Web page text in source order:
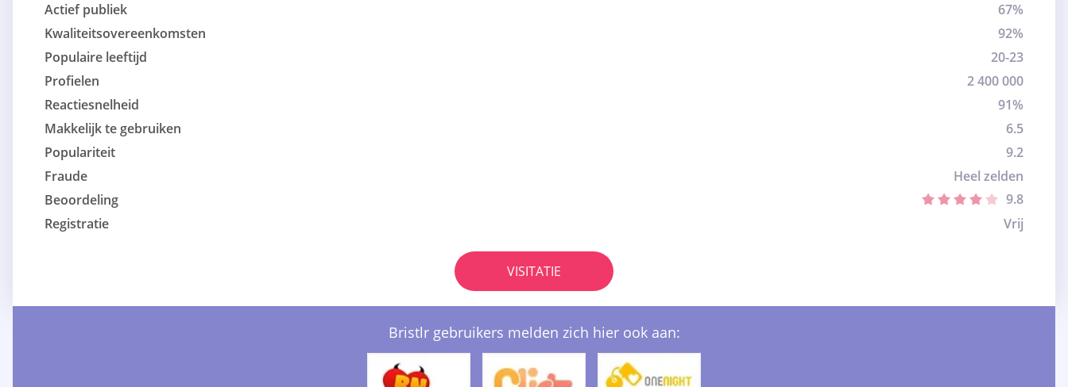
Actief publiek
67%
Kwaliteitsovereenkomsten
92%
Populaire leeftijd
20-23
Profielen
2 400 000
Reactiesnelheid
91%
Makkelijk te gebruiken
6.5
Populariteit
9.2
Fraude
Heel zelden
Beoordeling
9.8
Registratie
Vrij
VISITATIE
Bristlr gebruikers melden zich hier ook aan: